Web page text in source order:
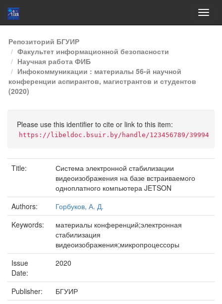
Skip
navigation
Репозиторий БГУИР
Факультет информационной безопасности
Научная работа ФИБ
Инфокоммуникации : материалы 56-й научной
конференции аспирантов, магистрантов и студентов
(2020)
Please use this identifier to cite or link to this item:
https://libeldoc.bsuir.by/handle/123456789/39994
Title:
Система электронной стабилизации
видеоизображения на базе встраиваемого
одноплатного компьютера JETSON
Authors:
Горбуков, А. Д.
Keywords:
материалы конференций;электронная
стабилизация
видеоизображения;микропроцессоры
Issue
Date:
2020
Publisher:
БГУИР